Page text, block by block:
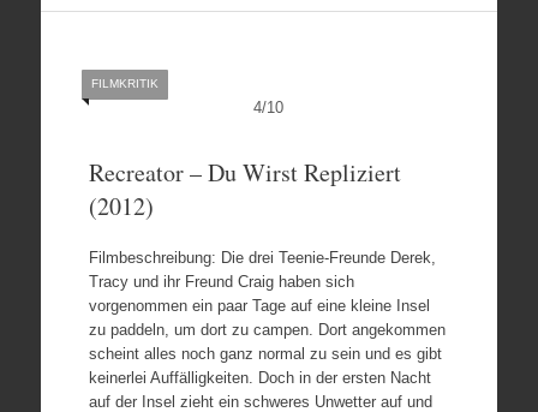
4/10
FILMKRITIK
Recreator – Du Wirst Repliziert
(2012)
Filmbeschreibung: Die drei Teenie-Freunde Derek,
Tracy und ihr Freund Craig haben sich
vorgenommen ein paar Tage auf eine kleine Insel
zu paddeln, um dort zu campen. Dort angekommen
scheint alles noch ganz normal zu sein und es gibt
keinerlei Auffälligkeiten. Doch in der ersten Nacht
auf der Insel zieht ein schweres Unwetter auf und